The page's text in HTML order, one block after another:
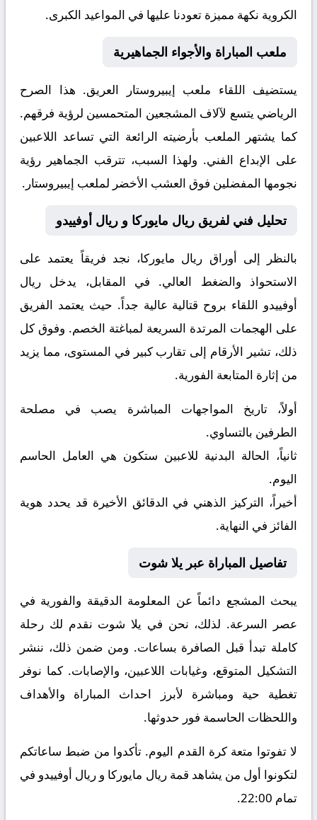
الكروية نكهة مميزة تعودنا عليها في المواعيد الكبرى.
ملعب المباراة والأجواء الجماهيرية
يستضيف اللقاء ملعب إيبيروستار
العريق. هذا الصرح
الرياضي يتسع لآلاف المشجعين المتحمسين لرؤية فرقهم.
كما يشتهر الملعب بأرضيته الرائعة التي تساعد اللاعبين
على الإبداع الفني. ولهذا السبب، تترقب الجماهير رؤية
نجومها المفضلين فوق العشب الأخضر لملعب إيبيروستار.
تحليل فني لفريق ريال مايوركا و ريال أوفييدو
بالنظر إلى أوراق ريال مايوركا، نجد فريقاً يعتمد على
الاستحواذ والضغط العالي. في المقابل، يدخل ريال
أوفييدو اللقاء بروح قتالية عالية جداً. حيث يعتمد الفريق
على الهجمات المرتدة السريعة لمباغتة الخصم. وفوق كل
ذلك، تشير الأرقام إلى تقارب كبير في المستوى، مما يزيد
من إثارة المتابعة الفورية.
أولاً، تاريخ المواجهات المباشرة يصب في مصلحة
الطرفين بالتساوي.
ثانياً، الحالة البدنية للاعبين ستكون هي العامل الحاسم
اليوم.
أخيراً، التركيز الذهني في الدقائق الأخيرة قد يحدد هوية
الفائز في النهاية.
تفاصيل المباراة عبر يلا شوت
يبحث المشجع دائماً عن المعلومة الدقيقة والفورية في
عصر السرعة. لذلك، نحن في يلا شوت نقدم لك رحلة
كاملة تبدأ قبل الصافرة بساعات. ومن ضمن ذلك، ننشر
التشكيل المتوقع، وغيابات اللاعبين، والإصابات. كما نوفر
تغطية حية ومباشرة لأبرز احداث المباراة والأهداف
واللحظات الحاسمة فور حدوثها.
لا تفوتوا متعة كرة القدم اليوم. تأكدوا من ضبط ساعاتكم
لتكونوا أول من يشاهد قمة ريال مايوركا و ريال أوفييدو في
تمام 22:00.